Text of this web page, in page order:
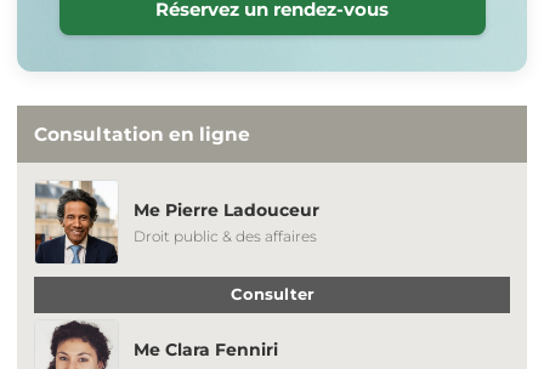
Réservez un rendez-vous
Consultation en ligne
Me Pierre Ladouceur
Droit public & des affaires
Consulter
Me Clara Fenniri